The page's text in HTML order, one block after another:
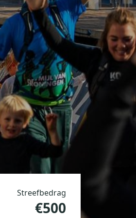
Streefbedrag
€500